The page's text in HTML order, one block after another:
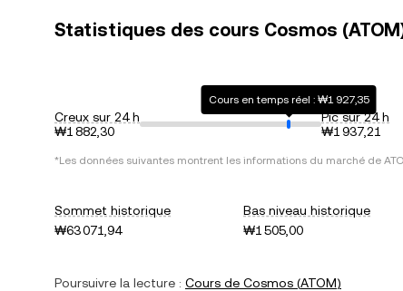
Statistiques des cours Cosmos
Creux sur 24 h
₩1 882,30
Cours en temps réel : ₩1 927,35
Pic sur 24 h
₩1 937,21
*Les données suivantes montrent les informations du marché de
Sommet historique
₩63 071,94
Bas niveau historique
₩1 505,00
Poursuivre la lecture : Cours de Cosmos (ATOM)